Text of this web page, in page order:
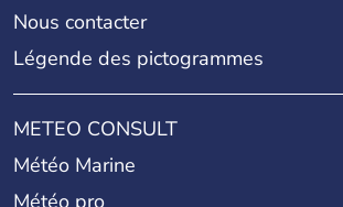
Nous contacter
Légende des pictogrammes
METEO CONSULT
Météo Marine
Météo pro